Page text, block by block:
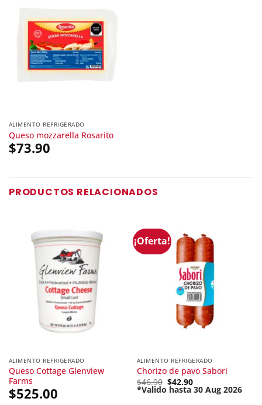
ALIMENTO REFRIGERADO
Queso mozzarella Rosarito
$73.90
PRODUCTOS RELACIONADOS
ALIMENTO REFRIGERADO
Queso Cottage Glenview
Farms
$525.00
¡Oferta!
ALIMENTO REFRIGERADO
Chorizo de pavo Sabori
$46.90 Original
price
was:
$42.90
*Valido hasta 30 Aug 2026
Current